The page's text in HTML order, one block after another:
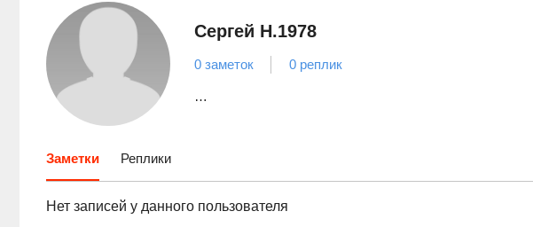
Сергей Н.1978
0 заметок 0 реплик
…
Заметки Реплики
Нет записей у данного пользователя